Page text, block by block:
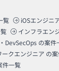
覧 iOSエンジニ
インフラエン
DevSecOps の案件
ークエンジニア の
件一覧